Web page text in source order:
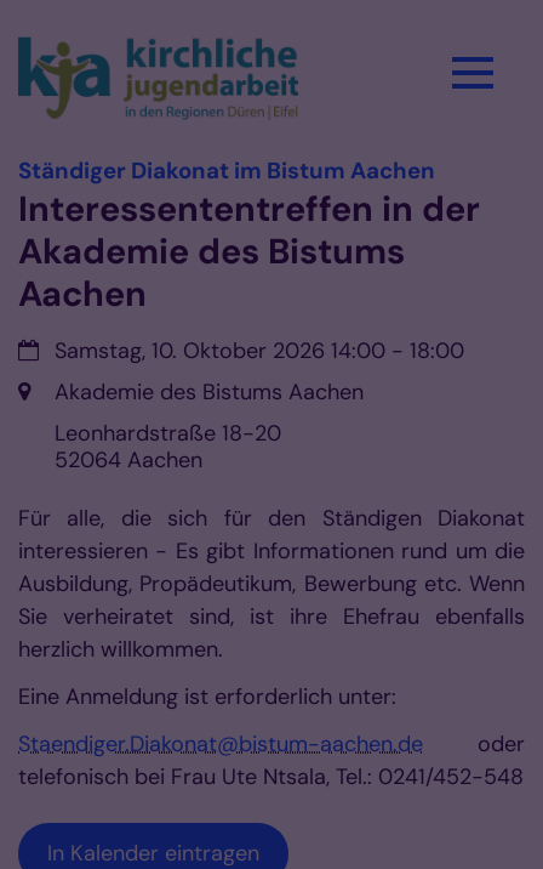
Ständiger Diakonat im Bistum Aachen
Interessententreffen in der
Akademie des Bistums
Aachen
Datum:Samstag, 10. Oktober 2026 14:00 - 18:00
Ort: Akademie des Bistums Aachen
Leonhardstraße 18-20
52064 Aachen
Für alle, die sich für den Ständigen Diakonat
interessieren - Es gibt Informationen rund um die
Ausbildung, Propädeutikum, Bewerbung etc. Wenn
Sie verheiratet sind, ist ihre Ehefrau ebenfalls
herzlich willkommen.
Eine Anmeldung ist erforderlich unter:
Staendiger.Diakonat@bistum-aachen.de oder
telefonisch bei Frau Ute Ntsala, Tel.: 0241/452-548
In Kalender eintragen